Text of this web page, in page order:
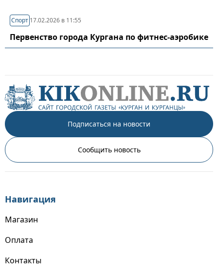
Спорт 17.02.2026 в 11:55
Первенство города Кургана по фитнес-аэробике
Подписаться на новости
Сообщить новость
Навигация
Магазин
Оплата
Контакты